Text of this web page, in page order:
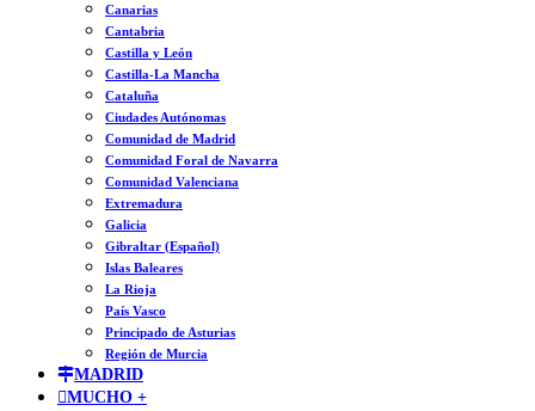
Canarias
Cantabria
Castilla y León
Castilla-La Mancha
Cataluña
Ciudades Autónomas
Comunidad de Madrid
Comunidad Foral de Navarra
Comunidad Valenciana
Extremadura
Galicia
Gibraltar (Español)
Islas Baleares
La Rioja
País Vasco
Principado de Asturias
Región de Murcia
MADRID
MUCHO +